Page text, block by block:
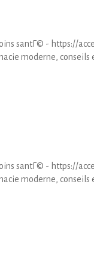
santГ© - https://
moderne,
santГ© - https://
moderne,